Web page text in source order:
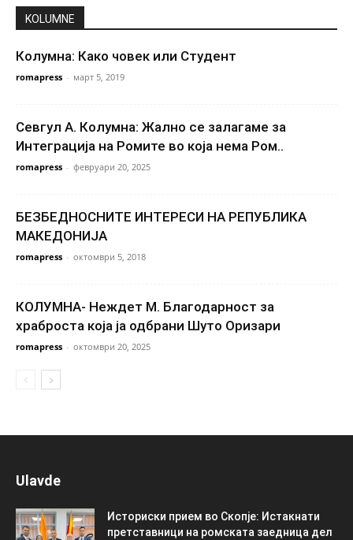
KOLUMNE
Колумна: Како човек или Студент
romapress - март 5, 2019
Севгул А. Колумна: Жално се залагаме за
Интеграција на Ромите во која нема Ром..
romapress - февруари 20, 2025
БЕЗБЕДНОСНИТЕ ИНТЕРЕСИ НА РЕПУБЛИКА
МАКЕДОНИЈА
romapress - октомври 5, 2018
КОЛУМНА- Неждет М. Благодарност за
храброста која ја одбрани Шуто Оризари
romapress - октомври 20, 2025
Ulavde
Историски прием во Скопје: Истакнати
претставници на ромската заедница дел